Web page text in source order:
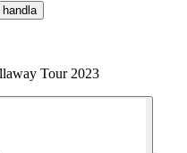
Tour 2023